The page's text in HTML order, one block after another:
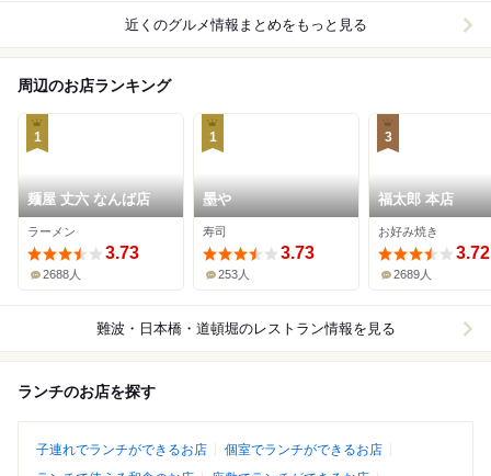
近くのグルメ情報まとめをもっと見る
周辺のお店ランキング
1
麺屋 丈六 なんば店
ラーメン
3.73
2688人
1
墨や
寿司
3.73
253人
3
福太郎 本店
お好み焼き
3.72
2689人
難波・日本橋・道頓堀のレストラン情報を見る
ランチのお店を探す
子連れでランチができるお店
個室でランチができるお店